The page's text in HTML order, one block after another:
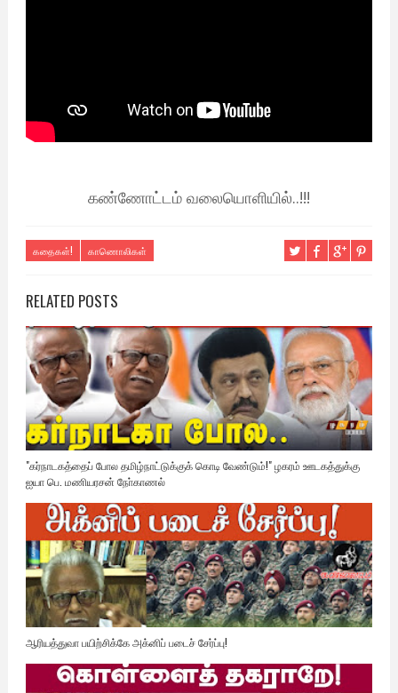
கண்ணோட்டம் வலையொளியில்..!!!
கதைகள்! காணொலிகள்
RELATED POSTS
"கர்நாடகத்தைப் போல தமிழ்நாட்டுக்குக் கொடி வேண்டும்!" ழகரம் ஊடகத்துக்கு
ஐயா பெ. மணியரசன் நோ்காணல்
ஆரியத்துவா பயிற்சிக்கே அக்னிப் படைச் சேர்ப்பு!